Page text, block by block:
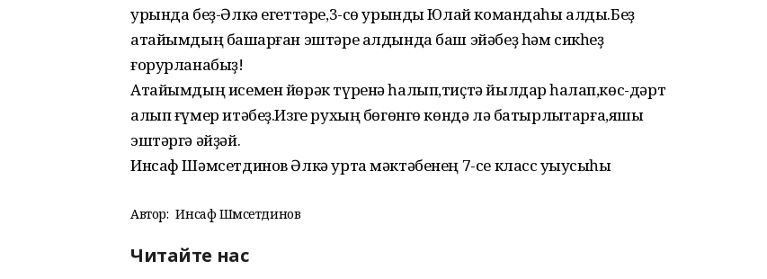
урында беҙ-Әлкә егеттәре,3-сө урынды Юлай командаһы алды.Беҙ
атайымдың башҡарған эштәре алдында баш эйәбеҙ һәм сикһеҙ
ғорурланабыҙ!
Атайымдың исемен йөрәк түренә һалып,тиҫтә йылдар һаҡлап,көс-дәрт
алып ғүмер итәбеҙ.Изге рухың бөгөнгө көндә лә батырлыҡтарға,яҡшы
эштәргә әйҙәй.
Инсаф Шәмсетдинов Әлкә урта мәктәбенең 7-се класс уҡыусыһы
Автор: Инсаф Шәмсетдинов
Читайте нас